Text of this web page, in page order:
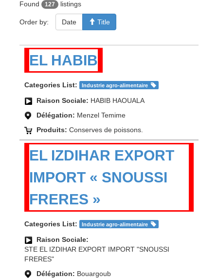
Found 127 listings
Order by: Date Title
EL HABIB
Categories List: Industrie agro-alimentaire
Raison Sociale: HABIB HAOUALA
Délégation: Menzel Temime
Produits: Conserves de poissons.
EL IZDIHAR EXPORT
IMPORT « SNOUSSI
FRERES »
Categories List: Industrie agro-alimentaire
Raison Sociale:
STE EL IZDIHAR EXPORT IMPORT "SNOUSSI
FRERES"
Délégation: Bouargoub